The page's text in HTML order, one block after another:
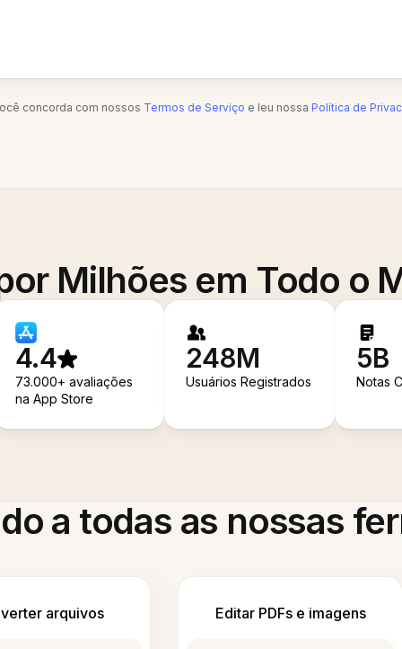
concorda com nossos Termos de Serviço e leu nossa Política de
Milhões em Todo o
4.4
73.000+ avaliações
na App Store
248M
Usuários Registrados
5B
Notas
a todas as nossas
arquivos Editar PDFs e imagens